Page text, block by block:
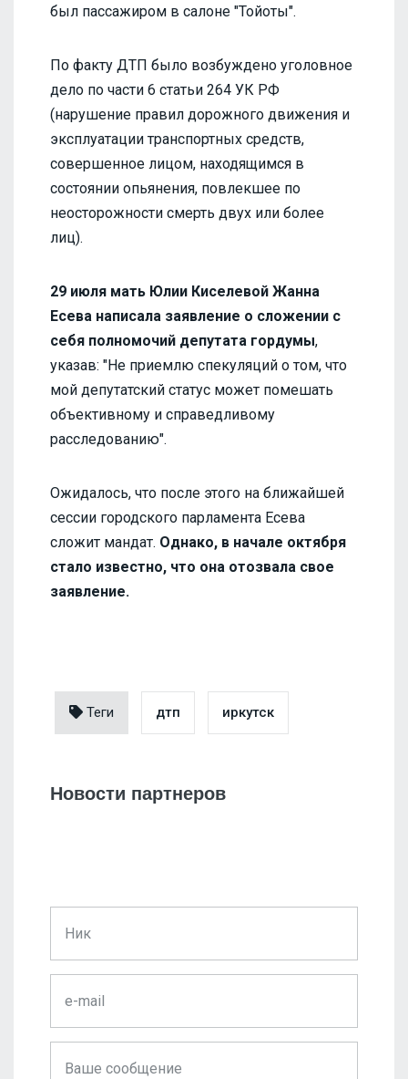
был пассажиром в салоне "Тойоты".
По факту ДТП было возбуждено уголовное
дело по части 6 статьи 264 УК РФ
(нарушение правил дорожного движения и
эксплуатации транспортных средств,
совершенное лицом, находящимся в
состоянии опьянения, повлекшее по
неосторожности смерть двух или более
лиц).
29 июля мать Юлии Киселевой Жанна
Есева написала заявление о сложении с
себя полномочий депутата гордумы,
указав: "Не приемлю спекуляций о том, что
мой депутатский статус может помешать
объективному и справедливому
расследованию".
Ожидалось, что после этого на ближайшей
сессии городского парламента Есева
сложит мандат. Однако, в начале октября
стало известно, что она отозвала свое
заявление.
Теги дтп иркутск
Новости партнеров